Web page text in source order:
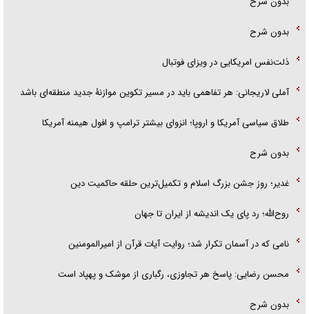
بدون شرح
ذلت‌نفس امریکایی در ویزای فوتبال
آملی لاریجانی: هر تفاهمی باید در مسیر تکوین موازنۀ جدید منطقه‌ای باشد
طلاق سیاسی آمریکا و اروپا؛ انزوای بیشتر ترامپ و افول هیمنه آمریکا
بدون شرح
غدیر؛ روز جشن بزرگ اسلام و تکمیل‌ترین حلقه حاکمیت دین
روح‌الله؛ رد پای یک اندیشه از ایران تا جهان
نامی که در آسمان تکرار شد؛ روایت آیات قرآن از امیرالمومنین
محسن رضایی: پاسخ هر تجاوزی، رگباری از موشک و پهپاد است
بدون شرح